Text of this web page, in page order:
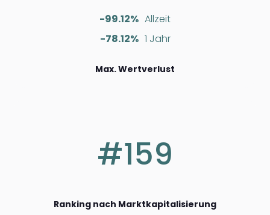
-99.12% Allzeit
-78.12% 1 Jahr
Max. Wertverlust
#159
Ranking nach Marktkapitalisierung